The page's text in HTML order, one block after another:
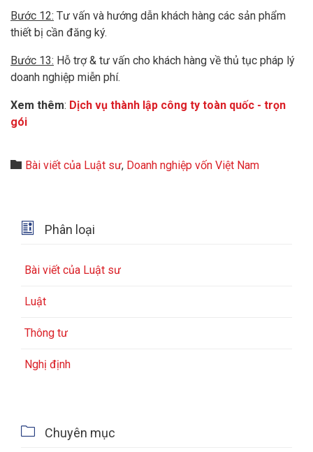
Bước 12: Tư vấn và hướng dẫn khách hàng các sản phẩm
thiết bị cần đăng ký.
Bước 13: Hỗ trợ & tư vấn cho khách hàng về thủ tục pháp lý
doanh nghiệp miễn phí.
Xem thêm: Dịch vụ thành lập công ty toàn quốc - trọn
gói
 Category
Bài viết của Luật sư, Doanh nghiệp vốn Việt Nam
 Phân loại
Bài viết của Luật sư
Luật
Thông tư
Nghị định
 Chuyên mục